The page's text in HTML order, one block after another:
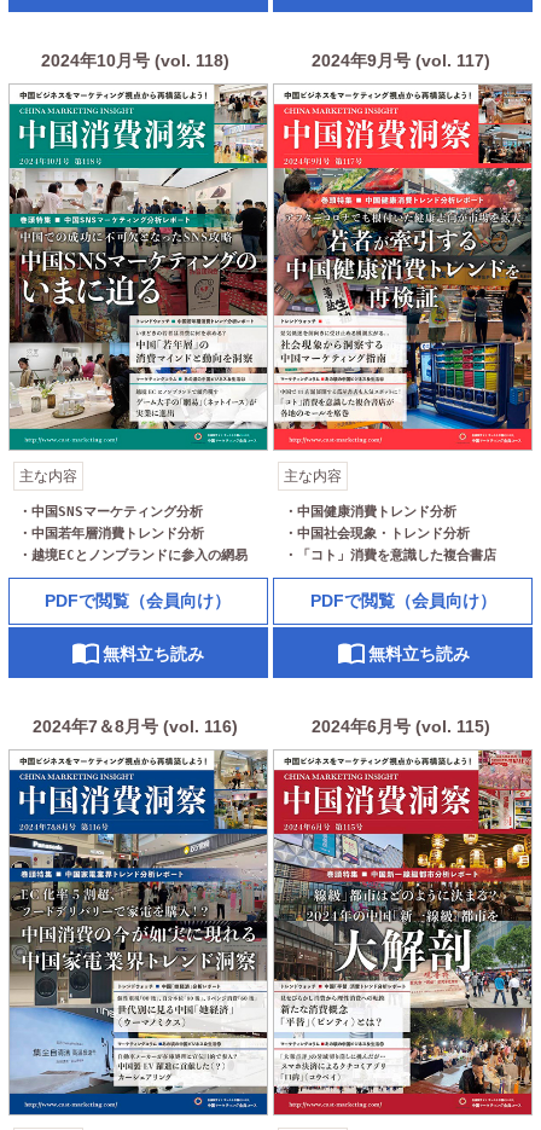
2024年10月号 (vol. 118)
主な内容
・中国SNSマーケティング分析
・中国若年層消費トレンド分析
・越境ECとノンブランドに参入の網易
PDFで閲覧（会員向け）
無料立ち読み
2024年9月号 (vol. 117)
主な内容
・中国健康消費トレンド分析
・中国社会現象・トレンド分析
・「コト」消費を意識した複合書店
PDFで閲覧（会員向け）
無料立ち読み
2024年7＆8月号 (vol. 116) 2024年6月号 (vol. 115)